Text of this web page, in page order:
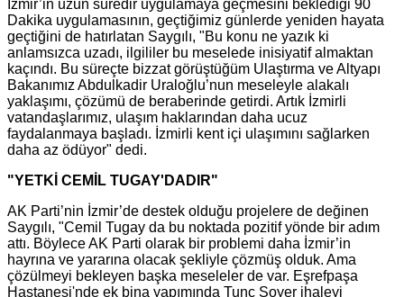
İzmir’in uzun süredir uygulamaya geçmesini beklediği 90
Dakika uygulamasının, geçtiğimiz günlerde yeniden hayata
geçtiğini de hatırlatan Saygılı, "Bu konu ne yazık ki
anlamsızca uzadı, ilgililer bu meselede inisiyatif almaktan
kaçındı. Bu süreçte bizzat görüştüğüm Ulaştırma ve Altyapı
Bakanımız Abdulkadir Uraloğlu’nun meseleyle alakalı
yaklaşımı, çözümü de beraberinde getirdi. Artık İzmirli
vatandaşlarımız, ulaşım haklarından daha ucuz
faydalanmaya başladı. İzmirli kent içi ulaşımını sağlarken
daha az ödüyor" dedi.
"YETKİ CEMİL TUGAY'DADIR"
AK Parti’nin İzmir’de destek olduğu projelere de değinen
Saygılı, "Cemil Tugay da bu noktada pozitif yönde bir adım
attı. Böylece AK Parti olarak bir problemi daha İzmir’in
hayrına ve yararına olacak şekliyle çözmüş olduk. Ama
çözülmeyi bekleyen başka meseleler de var. Eşrefpaşa
Hastanesi'nde ek bina yapımında Tunç Soyer ihaleyi